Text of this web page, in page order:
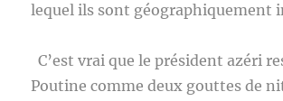
lequel ils sont géographiquement
C’est vrai que le président azéri
Poutine comme deux gouttes de